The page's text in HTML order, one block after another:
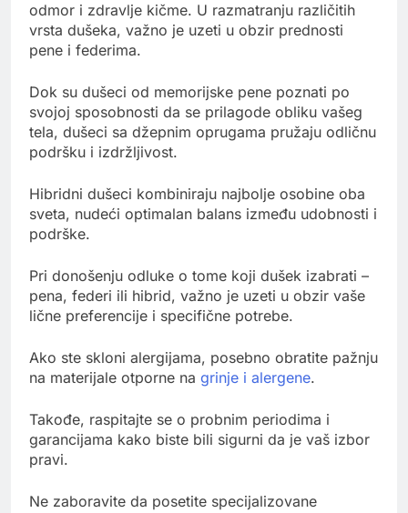
odmor i zdravlje kičme. U razmatranju različitih
vrsta dušeka, važno je uzeti u obzir prednosti
pene i federima.
Dok su dušeci od memorijske pene poznati po
svojoj sposobnosti da se prilagode obliku vašeg
tela, dušeci sa džepnim oprugama pružaju odličnu
podršku i izdržljivost.
Hibridni dušeci kombiniraju najbolje osobine oba
sveta, nudeći optimalan balans između udobnosti i
podrške.
Pri donošenju odluke o tome koji dušek izabrati –
pena, federi ili hibrid, važno je uzeti u obzir vaše
lične preferencije i specifične potrebe.
Ako ste skloni alergijama, posebno obratite pažnju
na materijale otporne na grinje i alergene.
Takođe, raspitajte se o probnim periodima i
garancijama kako biste bili sigurni da je vaš izbor
pravi.
Ne zaboravite da posetite specijalizovane